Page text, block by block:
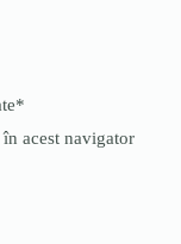
*
acest navigator